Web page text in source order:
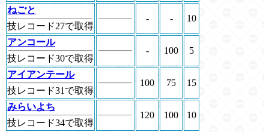
ねごと
技レコード27で取得
- - 10
アンコール
技レコード30で取得
- 100 5
アイアンテール
技レコード31で取得
100 75 15
みらいよち
技レコード34で取得
120 100 10